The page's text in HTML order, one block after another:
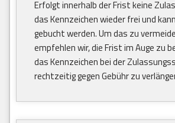
Erfolgt innerhalb der Frist keine
das Kennzeichen wieder frei und
gebucht werden. Um das zu
empfehlen wir, die Frist im Auge zu
das Kennzeichen bei der
rechtzeitig gegen Gebühr zu